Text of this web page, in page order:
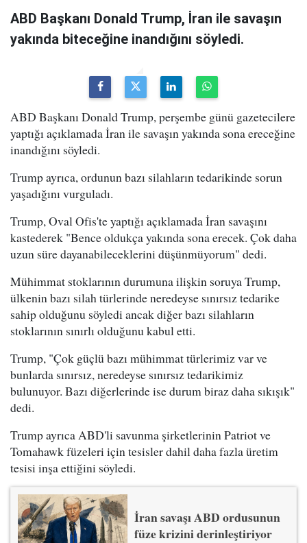
ABD Başkanı Donald Trump, İran ile savaşın
yakında biteceğine inandığını söyledi.
ABD Başkanı Donald Trump, perşembe günü gazetecilere
yaptığı açıklamada İran ile savaşın yakında sona ereceğine
inandığını söyledi.
Trump ayrıca, ordunun bazı silahların tedarikinde sorun
yaşadığını vurguladı.
Trump, Oval Ofis'te yaptığı açıklamada İran savaşını
kastederek "Bence oldukça yakında sona erecek. Çok daha
uzun süre dayanabileceklerini düşünmüyorum" dedi.
Mühimmat stoklarının durumuna ilişkin soruya Trump,
ülkenin bazı silah türlerinde neredeyse sınırsız tedarike
sahip olduğunu söyledi ancak diğer bazı silahların
stoklarının sınırlı olduğunu kabul etti.
Trump, "Çok güçlü bazı mühimmat türlerimiz var ve
bunlarda sınırsız, neredeyse sınırsız tedarikimiz
bulunuyor. Bazı diğerlerinde ise durum biraz daha sıkışık"
dedi.
Trump ayrıca ABD'li savunma şirketlerinin Patriot ve
Tomahawk füzeleri için tesisler dahil daha fazla üretim
tesisi inşa ettiğini söyledi.
İran savaşı ABD ordusunun
füze krizini derinleştiriyor